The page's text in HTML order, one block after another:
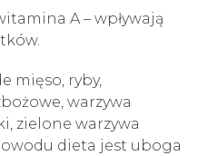
A – wpływają
mięso, ryby,
warzywa
zielone warzywa
dieta jest uboga